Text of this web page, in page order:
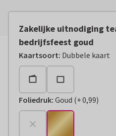
Zakelijke uitnodiging
bedrijfsfeest goud
Kaartsoort: Dubbele kaart
Foliedruk: Goud (
+€ 0,99
+0,99)